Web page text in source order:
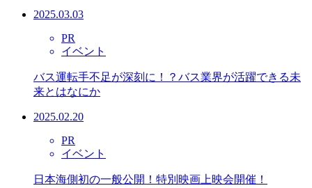
2025.03.03
PR
イベント
バス運転手不足が深刻に！？バス業界が活躍できる未
来とはなにか
2025.02.20
PR
イベント
日本海側初の一般公開！特別映画上映会開催！